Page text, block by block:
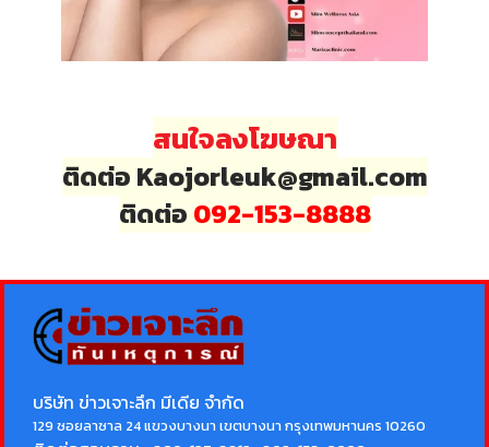
สนใจลงโฆษณา
ติดต่อ Kaojorleuk@gmail.com
ติดต่อ 092-153-8888
บริษัท ข่าวเจาะลึก มีเดีย จำกัด
129 ซอยลาซาล 24 แขวงบางนา เขตบางนา กรุงเทพมหานคร 10260